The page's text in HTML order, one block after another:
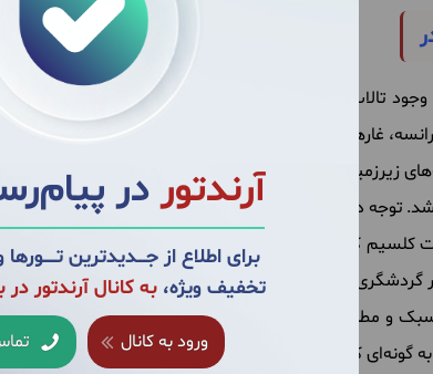
آرندتوردر
برای اطلاع از جــــدیدترین
تخفیف ویژه،به کانال آرندتور در
ورود به کانال
وجود تالاب‌های وسیع آبی است که با قایقرانی می‌توان
غارهای شوالیه و بوکان استرالیا می‌توان مشاهده کرد.
زیرزمینی که از دیواره و سقف می‌ریزند، تأمین
کلسیم که دربرخی قسمت‌های آن پوشیده شده دارای
گردشگری را به خود جلب می‌کند.
که اگر شمعی در محیط غار روشن کنید، هیچ‌گونه